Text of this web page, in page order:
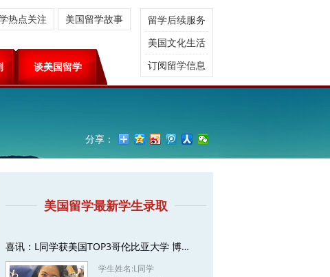
谈美国留学
热点关注 美国留学故事
留学后续服务
美国文化生活
订阅留学信息
分享：
美国留学最新学生录取
喜讯：L同学获美国TOP3哥伦比亚大学 博…
学生姓名:L同学